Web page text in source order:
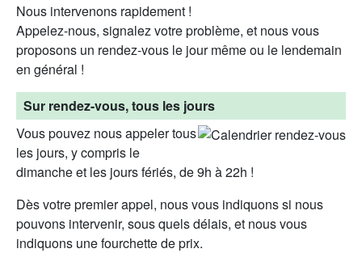
Nous intervenons rapidement !
Appelez-nous, signalez votre problème, et nous vous
proposons un rendez-vous le jour même ou le lendemain
en général !
Sur rendez-vous, tous les jours
Vous pouvez nous appeler tous
les jours, y compris le
dimanche et les jours fériés, de 9h à 22h !
Dès votre premier appel, nous vous indiquons si nous
pouvons intervenir, sous quels délais, et nous vous
indiquons une fourchette de prix.